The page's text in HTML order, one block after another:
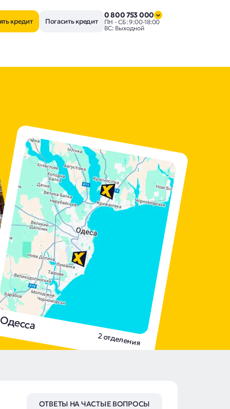
кредит Погасить кредит
0 800 753 000
ПН - СБ: 9:00-18:00
ВС: Выходной
Одесса
2 отделения
ОТВЕТЫ НА ЧАСТЫЕ ВОПРОСЫ